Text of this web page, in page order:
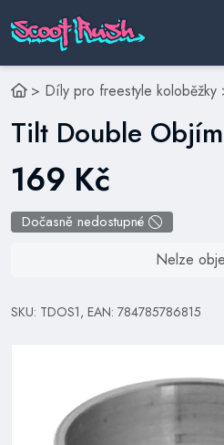
> Díly pro freestyle koloběžky
Tilt Double
169 Kč
Dočasně nedostupné
Nelze
SKU: TDOS1, EAN: 784785786815